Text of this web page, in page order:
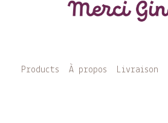
Products À propos Livraison